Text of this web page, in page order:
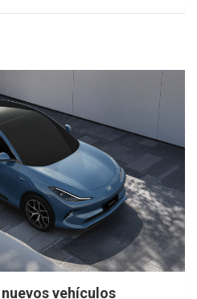
vehículos